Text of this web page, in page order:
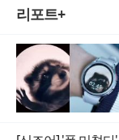
리포트+